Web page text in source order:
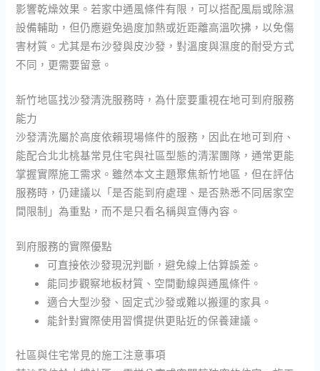
影響乾燥效果。若家中通風條件有限，可以搭配風扇或除濕
設備輔助，但仍應避免過度加熱或近距離高溫吹拂，以免傷
害材質。尤其是布沙發與皮沙發，對溫度與濕度的耐受方式
不同，更需要留意。
新竹地區找沙發清洗服務時，為什麼要重視在地可到府服務
能力
沙發清洗屬於高度依賴現場條件的服務，因此在地可到府、
能配合北北桃基常見住宅與社區型態的清潔團隊，通常更能
掌握實際施工需求。雖然本文主題聚焦新竹地區，但在評估
服務時，仍建議以「是否能到府處理、是否熟悉不同居家空
間限制」為重點，而不是只看名稱與宣傳內容。
到府服務的實際優點
可直接依沙發現況判斷，避免線上估算誤差。
能同步觀察地板材質、空間動線與通風條件。
適合大型沙發、固定式沙發或難以搬運的家具。
能針對實際使用習慣提供更貼近的保養建議。
社區與住宅常見的施工注意事項